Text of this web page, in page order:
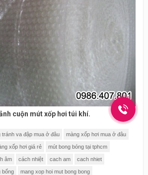
cuộn mút xốp hơi túi khí.
tránh va đập mua ở đâu màng xốp hơi mua ở đâu
xốp hơi giá rẻ mút bong bóng tại tphcm
âm cách nhiệt cach am cach nhiet
bống mang xop hoi mut bong bong